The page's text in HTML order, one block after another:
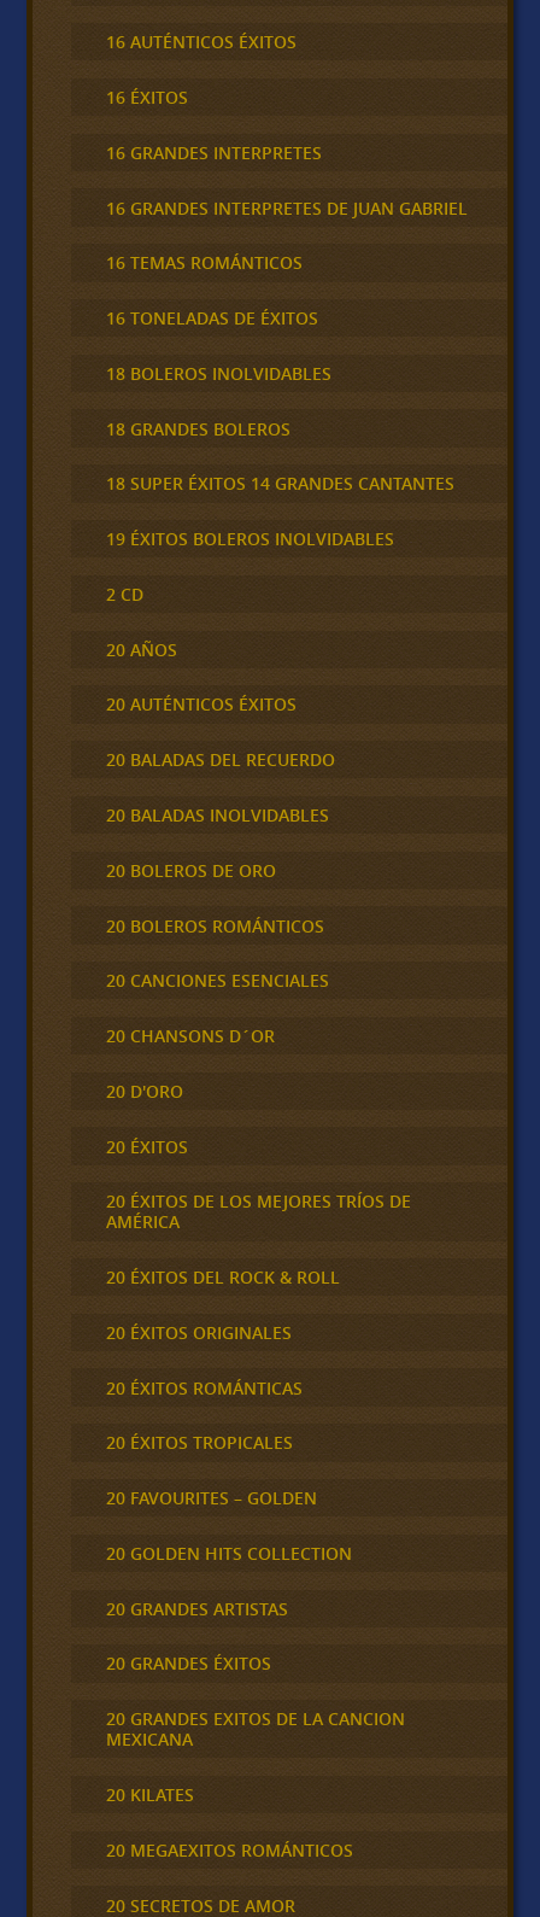
16 AUTÉNTICOS ÉXITOS
16 ÉXITOS
16 GRANDES INTERPRETES
16 GRANDES INTERPRETES DE JUAN GABRIEL
16 TEMAS ROMÁNTICOS
16 TONELADAS DE ÉXITOS
18 BOLEROS INOLVIDABLES
18 GRANDES BOLEROS
18 SUPER ÉXITOS 14 GRANDES CANTANTES
19 ÉXITOS BOLEROS INOLVIDABLES
2 CD
20 AÑOS
20 AUTÉNTICOS ÉXITOS
20 BALADAS DEL RECUERDO
20 BALADAS INOLVIDABLES
20 BOLEROS DE ORO
20 BOLEROS ROMÁNTICOS
20 CANCIONES ESENCIALES
20 CHANSONS D´OR
20 D'ORO
20 ÉXITOS
20 ÉXITOS DE LOS MEJORES TRÍOS DE
AMÉRICA
20 ÉXITOS DEL ROCK & ROLL
20 ÉXITOS ORIGINALES
20 ÉXITOS ROMÁNTICAS
20 ÉXITOS TROPICALES
20 FAVOURITES – GOLDEN
20 GOLDEN HITS COLLECTION
20 GRANDES ARTISTAS
20 GRANDES ÉXITOS
20 GRANDES EXITOS DE LA CANCION
MEXICANA
20 KILATES
20 MEGAEXITOS ROMÁNTICOS
20 SECRETOS DE AMOR